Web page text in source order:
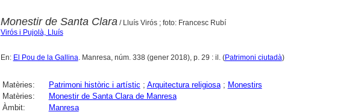
Monestir de Santa Clara/ Lluís Virós ; foto: Francesc Rubí
Virós i Pujolà, Lluís
En: El Pou de la Gallina. Manresa, núm. 338 (gener 2018), p. 29 : il. (Patrimoni ciutadà)
Matèries: Patrimoni històric i artístic ; Arquitectura religiosa; Monestirs
Matèries:
Monestir de Santa Clara de Manresa
Àmbit:
Manresa